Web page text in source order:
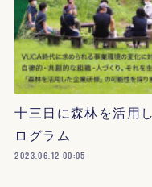
十三日に森林を活用
ログラム
2023.06.12 00:05